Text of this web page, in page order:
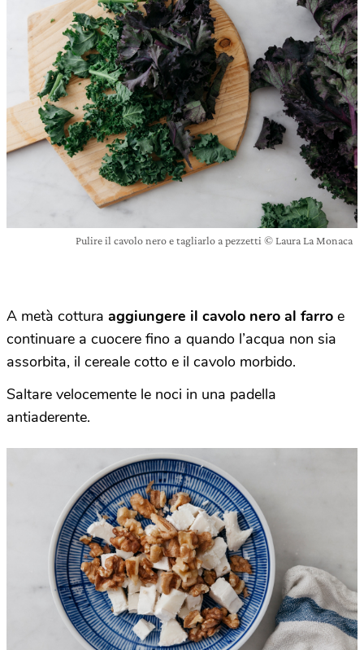
Pulire il cavolo nero e tagliarlo a pezzetti © Laura La Monaca
A metà cottura aggiungere il cavolo nero al farro e
continuare a cuocere fino a quando l’acqua non sia
assorbita, il cereale cotto e il cavolo morbido.
Saltare velocemente le noci in una padella
antiaderente.